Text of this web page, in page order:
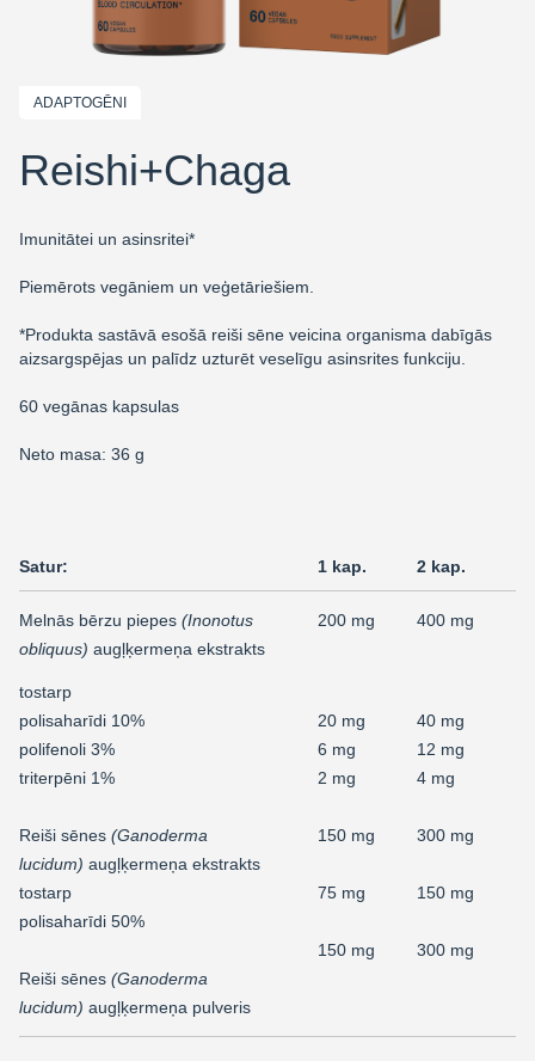
ADAPTOGĒNI
Reishi+Chaga
Imunitātei un asinsritei*
Piemērots vegāniem un veģetāriešiem.
*Produkta sastāvā esošā reiši sēne veicina organisma dabīgās
aizsargspējas un palīdz uzturēt veselīgu asinsrites funkciju.
60 vegānas kapsulas
Neto masa: 36 g
Satur: 1 kap. 2 kap.
Melnās bērzu piepes (Inonotus
obliquus) augļķermeņa ekstrakts
tostarp
polisaharīdi 10%
polifenoli 3%
triterpēni 1%
Reiši sēnes (Ganoderma
lucidum) augļķermeņa ekstrakts
tostarp
polisaharīdi 50%
Reiši sēnes (Ganoderma
lucidum) augļķermeņa pulveris
200 mg
20 mg
6 mg
2 mg
150 mg
75 mg
150 mg
400 mg
40 mg
12 mg
4 mg
300 mg
150 mg
300 mg